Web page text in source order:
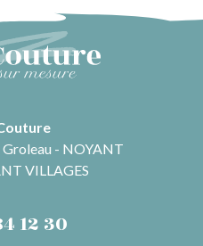
Groleau - NOYANT
VILLAGES
12 30